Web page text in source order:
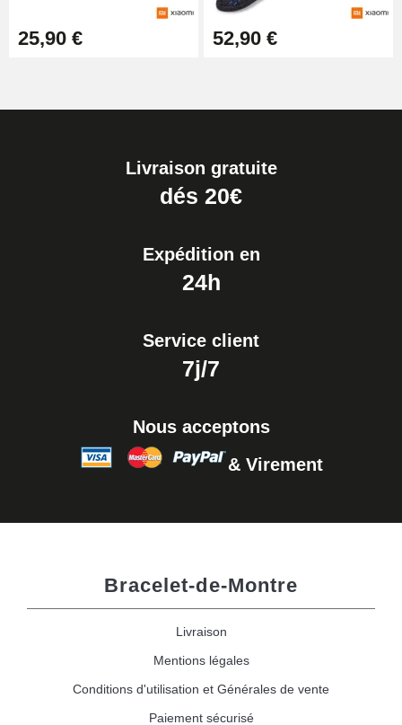
25,90 € 52,90 €
Livraison gratuite
dés 20€
Expédition en
24h
Service client
7j/7
Nous acceptons
& Virement
Bracelet-de-Montre
Livraison
Mentions légales
Conditions d'utilisation et Générales de vente
Paiement sécurisé